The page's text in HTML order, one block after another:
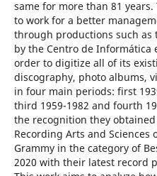
same for more than 81
to work for a better
through productions such
by the Centro de Informática
order to digitize all of its
discography, photo albums,
in four main periods: first
third 1959-1982 and fourth
the recognition they
Recording Arts and Sciences
Grammy in the category of
2020 with their latest record